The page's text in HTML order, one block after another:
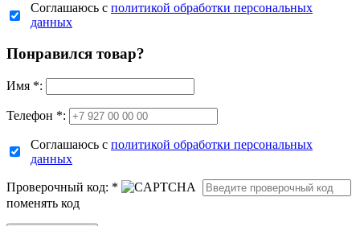
Соглашаюсь с политикой обработки персональных
данных
Понравился товар?
Имя *:
Телефон *:
Соглашаюсь с политикой обработки персональных
данных
Проверочный код: *
поменять код